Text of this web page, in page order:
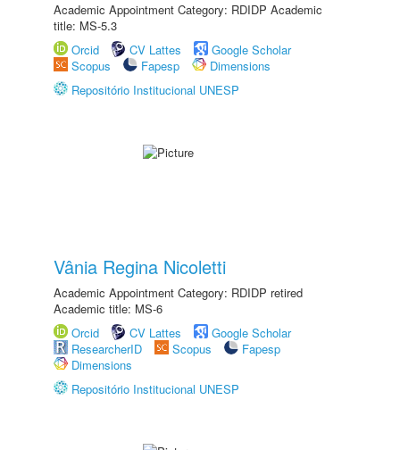
Academic Appointment Category: RDIDP Academic
title: MS-5.3
Orcid
CV Lattes
Google Scholar
Scopus
Fapesp
Dimensions
Repositório Institucional UNESP
Vânia Regina Nicoletti
Academic Appointment Category: RDIDP retired
Academic title: MS-6
Orcid
CV Lattes
Google Scholar
ResearcherID
Scopus
Fapesp
Dimensions
Repositório Institucional UNESP